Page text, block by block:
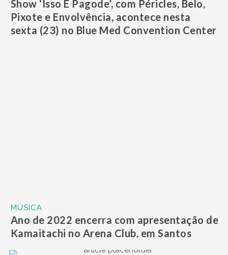
Show ‘Isso É Pagode’, com Péricles, Belo,
Pixote e Envolvência, acontece nesta
sexta (23) no Blue Med Convention Center
MÚSICA
Ano de 2022 encerra com apresentação de
Kamaitachi no Arena Club, em Santos